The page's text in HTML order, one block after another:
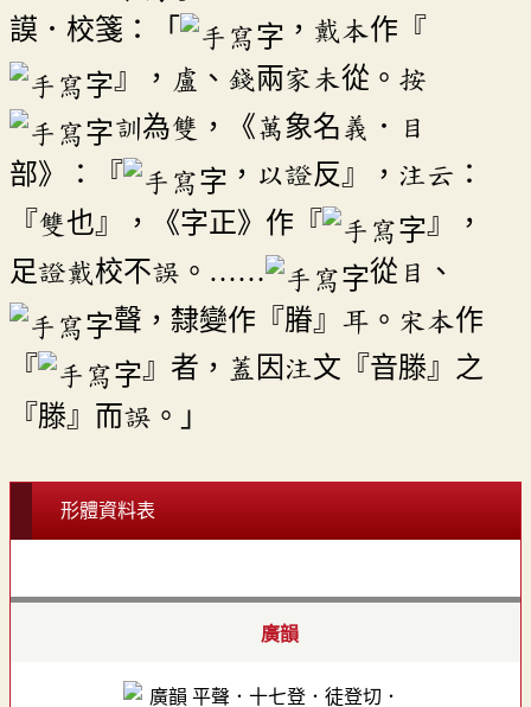
謨．校箋：「
，戴本作『
』，盧、錢兩家未從。按
訓為雙，《萬象名義．目
部》：『
，以證反』，注云：
『雙也』，《字正》作『
』，
足證戴校不誤。……
從目、
聲，隸變作『膡』耳。宋本作
『
』者，蓋因注文『音滕』之
『滕』而誤。」
形體資料表
廣韻